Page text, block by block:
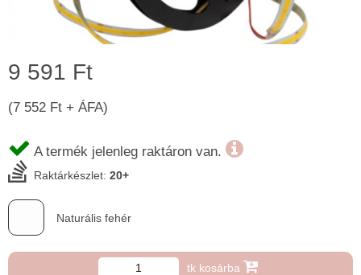
9 591 Ft
(7 552 Ft + ÁFA)
A termék jelenleg raktáron van.
Raktárkészlet: 20+
Naturális fehér
tk kosárba